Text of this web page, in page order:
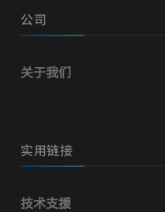
公司
关于我们
实用链接
技术支援